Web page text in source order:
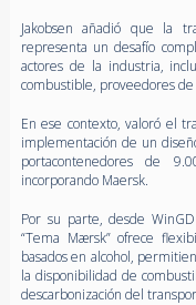
Jakobsen añadió que la
representa un desafío
actores de la industria,
combustible, proveedores
En ese contexto, valoró el
implementación de un
portacontenedores de
incorporando Maersk.
Por su parte, desde
“Tema Mærsk” ofrece
basados en alcohol,
la disponibilidad de
descarbonización del